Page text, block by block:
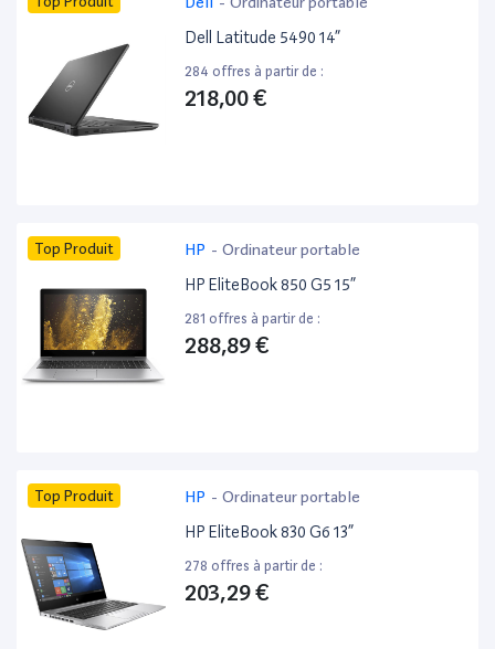
Dell Latitude 5490 14”
284 offres à partir de :
218,00 €
Top Produit HP - Ordinateur portable
HP EliteBook 850 G5 15”
281 offres à partir de :
288,89 €
Top Produit HP - Ordinateur portable
HP EliteBook 830 G6 13”
278 offres à partir de :
203,29 €